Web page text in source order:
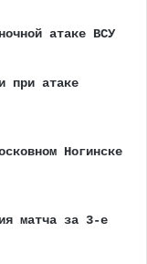
атаке ВСУ
при атаке
Ногинске
матча за 3-е